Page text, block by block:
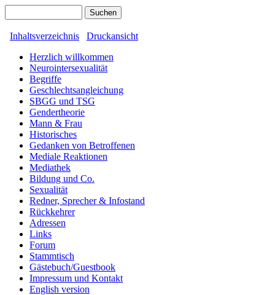
Inhaltsverzeichnis
Druckansicht
Herzlich willkommen
Neurointersexualität
Begriffe
Geschlechtsangleichung
SBGG und TSG
Gendertheorie
Mann & Frau
Historisches
Gedanken von Betroffenen
Mediale Reaktionen
Mediathek
Bildung und Co.
Sexualität
Redner, Sprecher & Infostand
Rückkehrer
Adressen
Links
Forum
Stammtisch
Gästebuch/Guestbook
Impressum und Kontakt
English version